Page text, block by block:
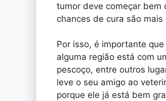
tumor deve começar bem
chances de cura são mais
Por isso, é importante
alguma região está com
pescoço, entre outros
leve o seu amigo ao
porque ele já está bem